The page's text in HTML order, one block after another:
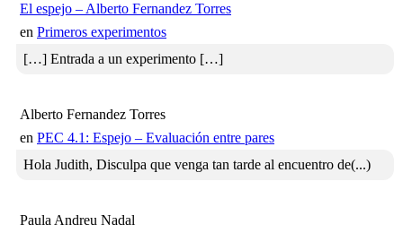
El espejo – Alberto Fernandez Torres
en Primeros experimentos
[…] Entrada a un experimento […]
Alberto Fernandez Torres
en PEC 4.1: Espejo – Evaluación entre pares
Hola Judith, Disculpa que venga tan tarde al encuentro de(...)
Paula Andreu Nadal